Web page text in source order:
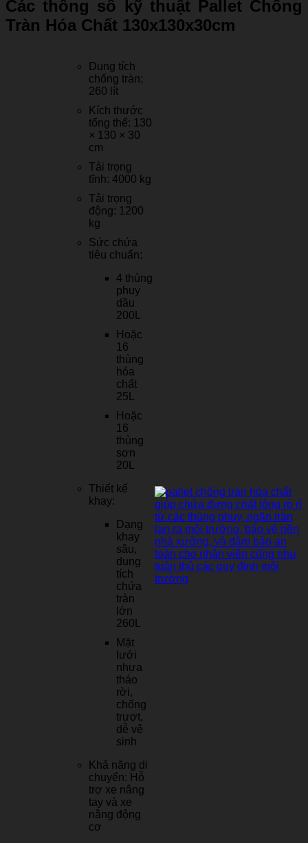
Các thông số kỹ thuật Pallet Chống
Tràn Hóa Chất 130x130x30cm
Dung tích
chống tràn:
260 lít
Kích thước
tổng thể: 130
× 130 × 30
cm
Tải trọng
tĩnh: 4000 kg
Tải trọng
động: 1200
kg
Sức chứa
tiêu chuẩn:
4 thùng
phuy
dầu
200L
Hoặc
16
thùng
hóa
chất
25L
Hoặc
16
thùng
sơn
20L
Thiết kế
khay:
Dạng
khay
sâu,
dung
tích
chứa
tràn
lớn
260L
Mặt
lưới
nhựa
tháo
rời,
chống
trượt,
dễ vệ
sinh
Khả năng di
chuyển: Hỗ
trợ xe nâng
tay và xe
nâng động
cơ